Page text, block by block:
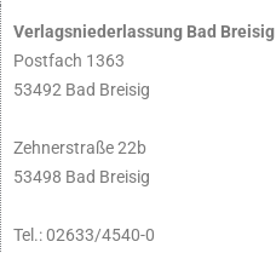
Verlagsniederlassung Bad Breisig
Postfach 1363
53492 Bad Breisig
Zehnerstraße 22b
53498 Bad Breisig
Tel.: 02633/4540-0